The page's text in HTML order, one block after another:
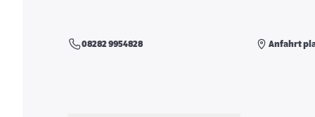
08282 9954828 Anfahrt